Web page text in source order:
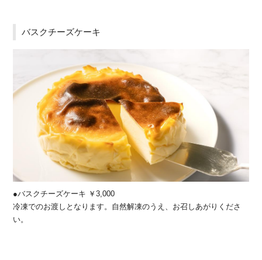
バスクチーズケーキ
●バスクチーズケーキ ￥3,000
冷凍でのお渡しとなります。自然解凍のうえ、お召しあがりくださ
い。